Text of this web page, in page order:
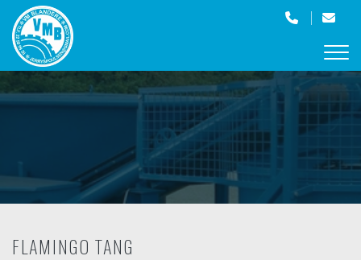
til
hovedindhold
FLAMINGO TANG